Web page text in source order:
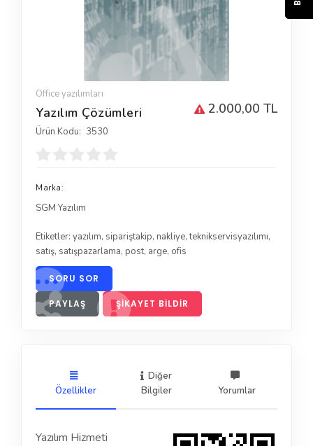
Office yazılımları
2.000,00 TL
Yazılım Çözümleri
Ürün Kodu: 3530
Marka:
SGM Yazılım
Etiketler: yazılım, sipariştakip, nakliye,teknikservisyazılımı,
satış, satışpazarlama, post, arge, ofis
SORU SOR
PAYLAŞ ŞIKAYET BILDIR
Özellikler
Diğer
Bilgiler
Yorumlar
Yazılım Hizmeti